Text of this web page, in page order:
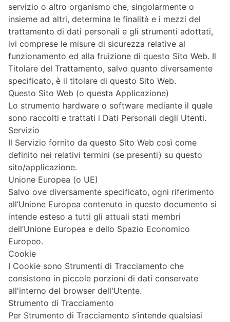
servizio o altro organismo che, singolarmente o
insieme ad altri, determina le finalità e i mezzi del
trattamento di dati personali e gli strumenti adottati,
ivi comprese le misure di sicurezza relative al
funzionamento ed alla fruizione di questo Sito Web. Il
Titolare del Trattamento, salvo quanto diversamente
specificato, è il titolare di questo Sito Web.
Questo Sito Web (o questa Applicazione)
Lo strumento hardware o software mediante il quale
sono raccolti e trattati i Dati Personali degli Utenti.
Servizio
Il Servizio fornito da questo Sito Web così come
definito nei relativi termini (se presenti) su questo
sito/applicazione.
Unione Europea (o UE)
Salvo ove diversamente specificato, ogni riferimento
all’Unione Europea contenuto in questo documento si
intende esteso a tutti gli attuali stati membri
dell’Unione Europea e dello Spazio Economico
Europeo.
Cookie
I Cookie sono Strumenti di Tracciamento che
consistono in piccole porzioni di dati conservate
all'interno del browser dell'Utente.
Strumento di Tracciamento
Per Strumento di Tracciamento s’intende qualsiasi